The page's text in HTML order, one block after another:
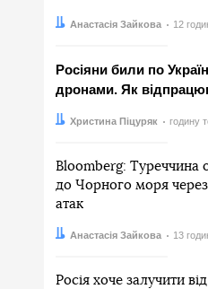
Автор:Анастасія Зайкова
Дата: 12
Росіяни били по
дронами. Як
Автор:
Христина Піцуряк
Дата: годину
Bloomberg: Туреччина
до Чорного моря через
атак
Автор:Анастасія Зайкова
Дата: 13
Росія хоче залучити